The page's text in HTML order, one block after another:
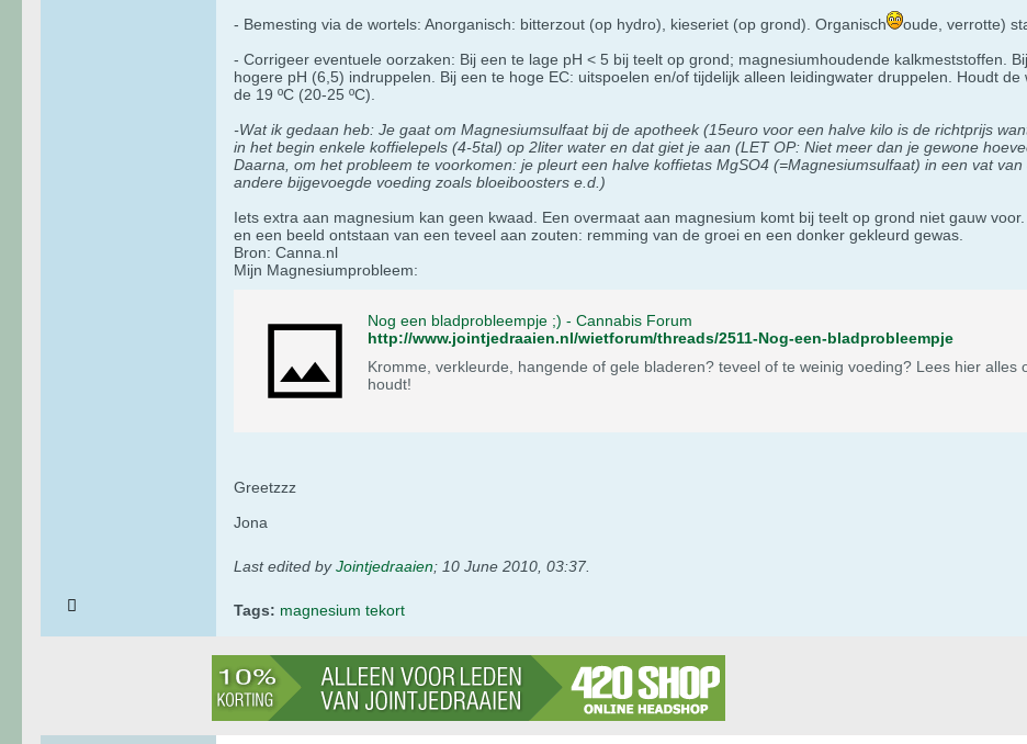
- Bemesting via de wortels: Anorganisch: bitterzout (op hydro), kieseriet (op grond). Organisch
oude, verrotte)
- Corrigeer eventuele oorzaken: Bij een te lage pH < 5 bij teelt op grond; magnesiumhoudende kalkmeststoffen.
hogere pH (6,5) indruppelen. Bij een te hoge EC: uitspoelen en/of tijdelijk alleen leidingwater druppelen. Houdt
de 19 ºC (20-25 ºC).
-Wat ik gedaan heb: Je gaat om Magnesiumsulfaat bij de apotheek (15euro voor een halve kilo is de richtprijs
in het begin enkele koffielepels (4-5tal) op 2liter water en dat giet je aan (LET OP: Niet meer dan je gewone
Daarna, om het probleem te voorkomen: je pleurt een halve koffietas MgSO4 (=Magnesiumsulfaat) in een vat
andere bijgevoegde voeding zoals bloeiboosters e.d.)
Iets extra aan magnesium kan geen kwaad. Een overmaat aan magnesium komt bij teelt op grond niet gauw
en een beeld ontstaan van een teveel aan zouten: remming van de groei en een donker gekleurd gewas.
Bron: Canna.nl
Mijn Magnesiumprobleem:
Nog een bladprobleempje ;) - Cannabis Forum
http://www.jointjedraaien.nl/wietforum/threads/2511-Nog-een-bladprobleempje
Kromme, verkleurde, hangende of gele bladeren? teveel of te weinig voeding? Lees hier
houdt!
Greetzzz
Jona
Last edited byJointjedraaien; 10 June 2010, 03:37
Tags: magnesium tekort